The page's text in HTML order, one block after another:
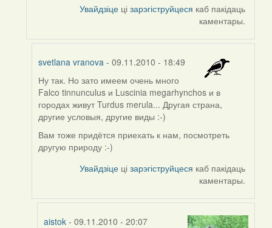
Увайдзіце цізарэгіструйцеся каб пакідаць
каментары.
svetlana vranova - 09.11.2010 - 18:49
In
reply
to
by
aistok
Ну так. Но зато имеем очень много
Falco tinnunculus и Luscinia megarhynchos и в
городах живут Turdus merula... Другая страна,
другие условыя, другие виды :-)
Вам тоже придётся приехать к нам, посмотреть
другую природу :-)
Увайдзіце цізарэгіструйцеся каб пакідаць
каментары.
aistok - 09.11.2010 - 20:07